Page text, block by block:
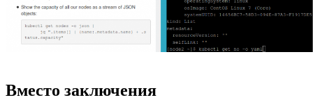
Вместо заключения